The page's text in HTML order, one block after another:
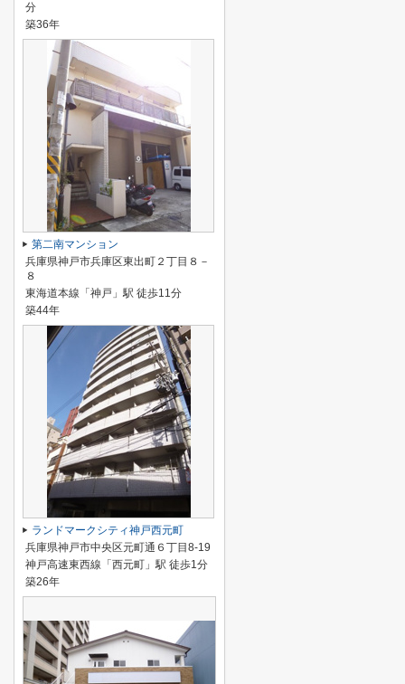
分
築36年
第二南マンション
兵庫県神戸市兵庫区東出町２丁目８－
８
東海道本線「神戸」駅 徒歩11分
築44年
ランドマークシティ神戸西元町
兵庫県神戸市中央区元町通６丁目8-19
神戸高速東西線「西元町」駅 徒歩1分
築26年